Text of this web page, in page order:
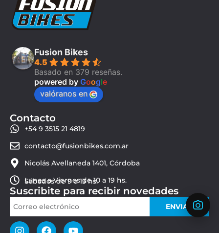
Fusion Bikes
4.5
Basado en 379 reseñas.
powered by Google
valóranos en
Contacto
+54 9 3515 21 4819
contacto@fusionbikes.com.ar
Nicolás Avellaneda 1401, Córdoba
Lunes a Viernes de 10 a 19 hs.
Sábados de 9 a 13 hs.
Suscribite para recibir novedades
ENVIAR